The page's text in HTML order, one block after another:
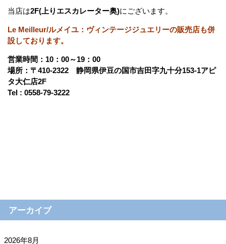
当店は2F(上りエスカレーター奥)にございます。
Le Meilleur/ルメイユ：ヴィンテージジュエリーの販売店も併
設しております。
営業時間：10：00～19：00
場所：〒410-2322 静岡県伊豆の国市吉田字九十分153-1アピ
タ大仁店2F
Tel : 0558-79-3222
アーカイブ
2026年8月